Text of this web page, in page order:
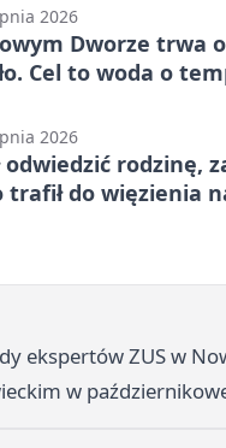
2026
Dworze trwa
Cel to woda o
2026
odwiedzić rodzinę,
trafił do więzienia
ekspertów ZUS w
w